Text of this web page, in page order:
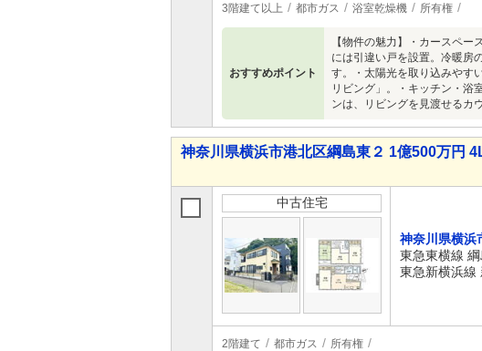
3階建て以上 都市ガス 浴室乾燥機 所有権
おすすめポイント
【物件の魅力】・カースペ
には引違い戸を設置。冷暖房
す。・太陽光を取り込みやす
リビング」。・キッチン・浴
ンは、リビングを見渡せるカ
神奈川県横浜市港北区綱島東２ 1億500万円
中古住宅
神奈川県横浜
東急東横線
東急新横浜線
2階建て 都市ガス 所有権